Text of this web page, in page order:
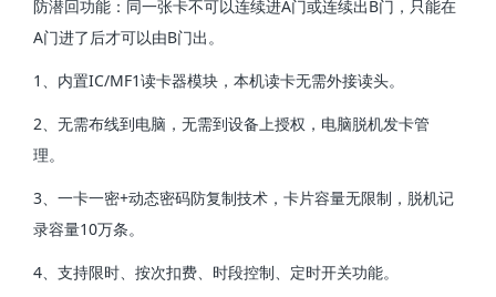
防潜回功能：同一张卡不可以连续进A门或连续出B门，只能在
A门进了后才可以由B门出。
1、内置IC/MF1读卡器模块，本机读卡无需外接读头。
2、无需布线到电脑，无需到设备上授权，电脑脱机发卡管
理。
3、一卡一密+动态密码防复制技术，卡片容量无限制，脱机记
录容量10万条。
4、支持限时、按次扣费、时段控制、定时开关功能。